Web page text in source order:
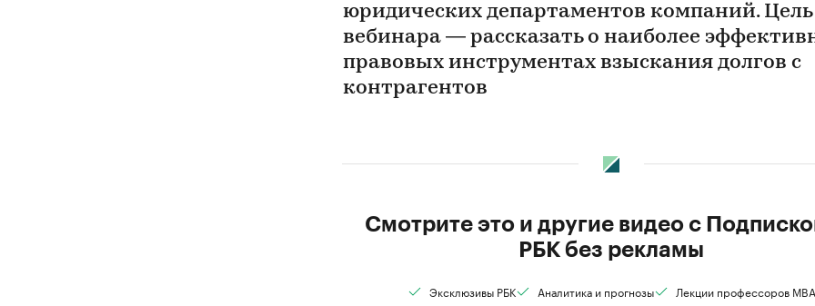
юридических департаментов компаний. Цель
вебинара — рассказать о наиболее
правовых инструментах взыскания долгов с
контрагентов
Смотрите это и другие видео с
РБК без рекламы
Эксклюзивы РБК Аналитика и прогнозы Лекции профессоров MBA